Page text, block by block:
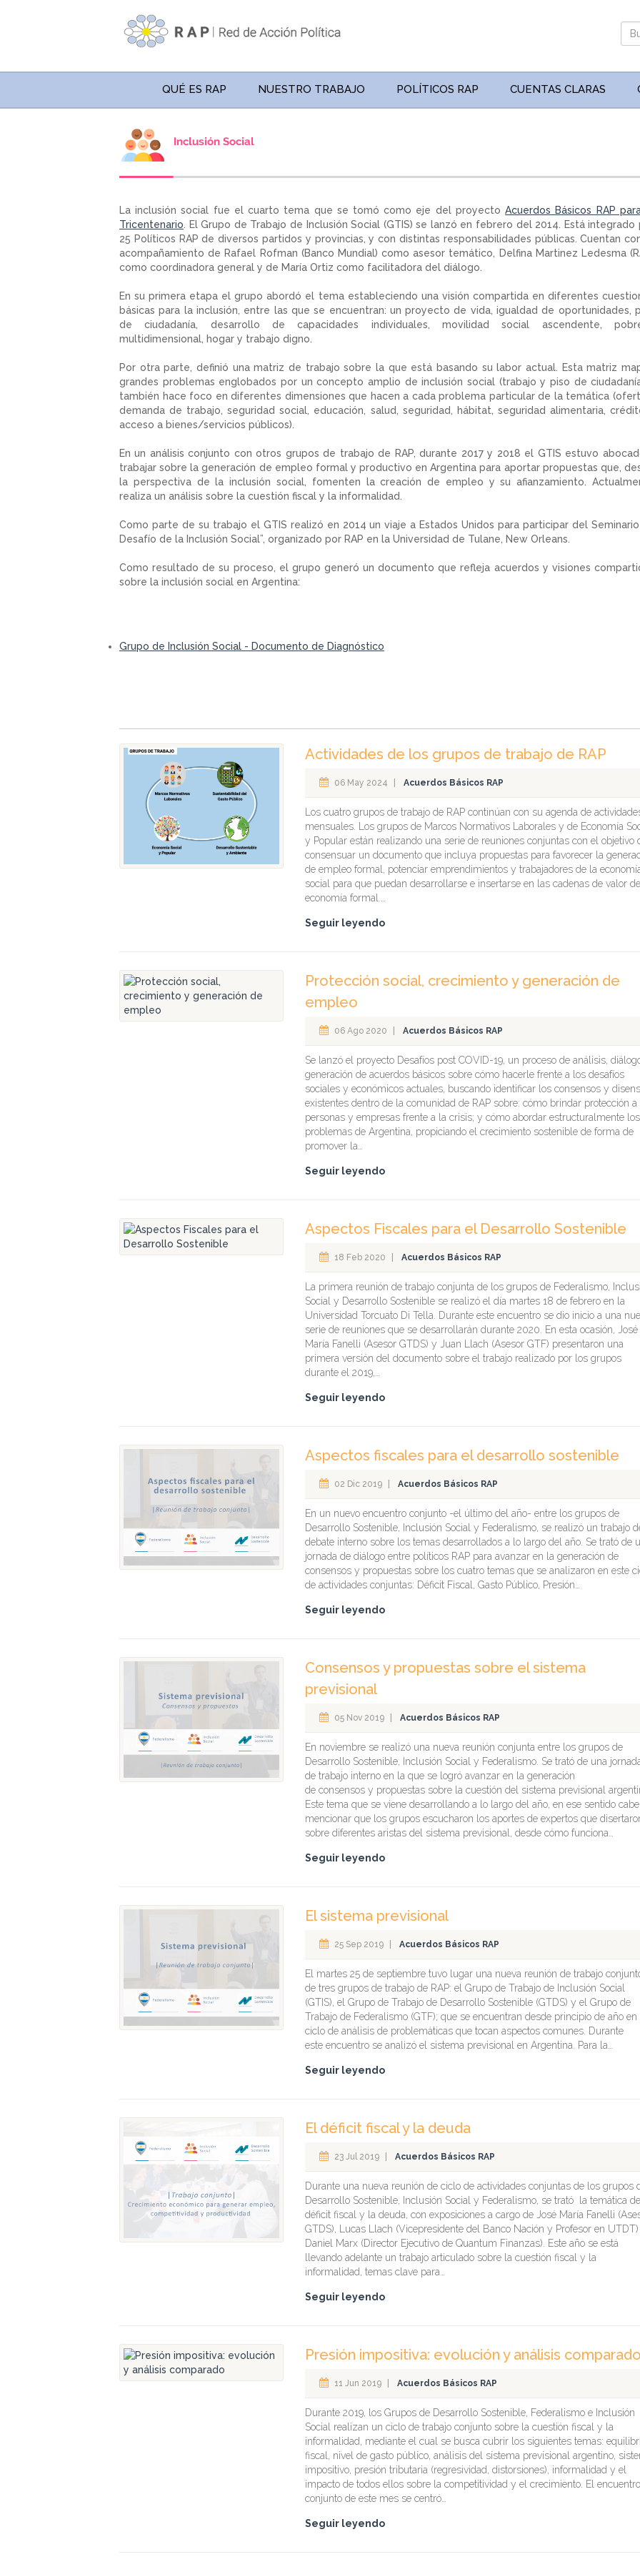
QUÉ ES RAP NUESTRO TRABAJO POLÍTICOS RAP CUENTAS CLARAS
La inclusión social fue el cuarto tema que se tomó como eje del proyectoAcuerdos Básicos RAP
Tricentenario . El Grupo de Trabajo de Inclusión Social (GTIS) se lanzó en febrero del 2014. Está integrado
25 Políticos RAP de diversos partidos y provincias, y con distintas responsabilidades públicas. Cuentan
acompañamiento de Rafael Rofman (Banco Mundial) como asesor temático, Delfina Martinez Ledesma
como coordinadora general y de María Ortiz como facilitadora del diálogo.
En su primera etapa el grupo abordó el tema estableciendo una visión compartida en diferentes
básicas para la inclusión, entre las que se encuentran: un proyecto de vida, igualdad de oportunidades,
de ciudadanía, desarrollo de capacidades individuales, movilidad social ascendente,
multidimensional, hogar y trabajo digno.
Por otra parte, definió una matriz de trabajo sobre la que está basando su labor actual. Esta matriz
grandes problemas englobados por un concepto amplio de inclusión social (trabajo y piso de
también hace foco en diferentes dimensiones que hacen a cada problema particular de la temática
demanda de trabajo, seguridad social, educación, salud, seguridad, hábitat, seguridad alimentaria,
acceso a bienes/servicios públicos).
En un análisis conjunto con otros grupos de trabajo de RAP, durante 2017 y 2018 el GTIS estuvo
trabajar sobre la generación de empleo formal y productivo en Argentina para aportar propuestas que,
la perspectiva de la inclusión social, fomenten la creación de empleo y su afianzamiento.
realiza un análisis sobre la cuestión fiscal y la informalidad.
Como parte de su trabajo el GTIS realizó en 2014 un viaje a Estados Unidos para participar del Seminario
Desafío de la Inclusión Social”, organizado por RAP en la Universidad de Tulane, New Orleans.
Como resultado de su proceso, el grupo generó un documento que refleja acuerdos y visiones
sobre la inclusión social en Argentina:
Grupo de Inclusión Social - Documento de Diagnóstico
Actividades de los grupos de trabajo de RAP
06 May 2024 Acuerdos Básicos RAP
Los cuatro grupos de trabajo de RAP continúan con su agenda de
mensuales. Los grupos de Marcos Normativos Laborales y de Economía
y Popular están realizando una serie de reuniones conjuntas con el objetivo
consensuar un documento que incluya propuestas para favorecer la
de empleo formal, potenciar emprendimientos y trabajadores de la
social para que puedan desarrollarse e insertarse en las cadenas de valor
economía formal.…
Seguir leyendo
Protección social, crecimiento y generación de
empleo
06 Ago 2020 Acuerdos Básicos RAP
Se lanzó el proyecto Desafíos post COVID-19, un proceso de análisis,
generación de acuerdos básicos sobre cómo hacerle frente a los desafíos
sociales y económicos actuales, buscando identificar los consensos y
existentes dentro de la comunidad de RAP sobre: cómo brindar protección a
personas y empresas frente a la crisis; y cómo abordar estructuralmente los
problemas de Argentina, propiciando el crecimiento sostenible de forma de
promover la…
Seguir leyendo
Aspectos Fiscales para el Desarrollo Sostenible
18 Feb 2020 Acuerdos Básicos RAP
La primera reunión de trabajo conjunta de los grupos de Federalismo,
Social y Desarrollo Sostenible se realizó el día martes 18 de febrero en la
Universidad Torcuato Di Tella. Durante este encuentro se dio inicio a una
serie de reuniones que se desarrollarán durante 2020. En esta ocasión, José
María Fanelli (Asesor GTDS) y Juan Llach (Asesor GTF) presentaron una
primera versión del documento sobre el trabajo realizado por los grupos
durante el 2019,…
Seguir leyendo
Aspectos fiscales para el desarrollo sostenible
02 Dic 2019 Acuerdos Básicos RAP
En un nuevo encuentro conjunto -el último del año- entre los grupos de
Desarrollo Sostenible, Inclusión Social y Federalismo, se realizó un trabajo
debate interno sobre los temas desarrollados a lo largo del año. Se trató de
jornada de diálogo entre políticos RAP para avanzar en la generación de
consensos y propuestas sobre los cuatro temas que se analizaron en este
de actividades conjuntas: Déficit Fiscal, Gasto Público, Presión…
Seguir leyendo
Consensos y propuestas sobre el sistema
previsional
05 Nov 2019 Acuerdos Básicos RAP
En noviembre se realizó una nueva reunión conjunta entre los grupos de
Desarrollo Sostenible, Inclusión Social y Federalismo. Se trató de una
de trabajo interno en la que se logró avanzar en la generación
de consensos y propuestas sobre la cuestión del sistema previsional
Este tema que se viene desarrollando a lo largo del año, en ese sentido cabe
mencionar que los grupos escucharon los aportes de expertos que
sobre diferentes aristas del sistema previsional, desde cómo funciona…
Seguir leyendo
El sistema previsional
25 Sep 2019 Acuerdos Básicos RAP
El martes 25 de septiembre tuvo lugar una nueva reunión de trabajo
de tres grupos de trabajo de RAP: el Grupo de Trabajo de Inclusión Social
(GTIS), el Grupo de Trabajo de Desarrollo Sostenible (GTDS) y el Grupo de
Trabajo de Federalismo (GTF); que se encuentran desde principio de año en
ciclo de análisis de problemáticas que tocan aspectos comunes. Durante
este encuentro se analizó el sistema previsional en Argentina. Para la…
Seguir leyendo
El déficit fiscal y la deuda
23 Jul 2019 Acuerdos Básicos RAP
Durante una nueva reunión de ciclo de actividades conjuntas de los grupos
Desarrollo Sostenible, Inclusión Social y Federalismo, se trató la temática del
déficit fiscal y la deuda, con exposiciones a cargo de José María Fanelli
GTDS), Lucas Llach (Vicepresidente del Banco Nación y Profesor en
Daniel Marx (Director Ejecutivo de Quantum Finanzas). Este año se está
llevando adelante un trabajo articulado sobre la cuestión fiscal y la
informalidad, temas clave para…
Seguir leyendo
Presión impositiva: evolución y análisis comparado
11 Jun 2019 Acuerdos Básicos RAP
Durante 2019, los Grupos de Desarrollo Sostenible, Federalismo e Inclusión
Social realizan un ciclo de trabajo conjunto sobre la cuestión fiscal y la
informalidad, mediante el cual se busca cubrir los siguientes temas:
fiscal, nivel de gasto público, análisis del sistema previsional argentino,
impositivo, presión tributaria (regresividad, distorsiones), informalidad y el
impacto de todos ellos sobre la competitividad y el crecimiento. El encuentro
conjunto de este mes se centró…
Seguir leyendo